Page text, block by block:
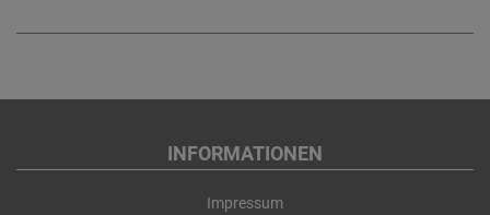
INFORMATIONEN
Impressum